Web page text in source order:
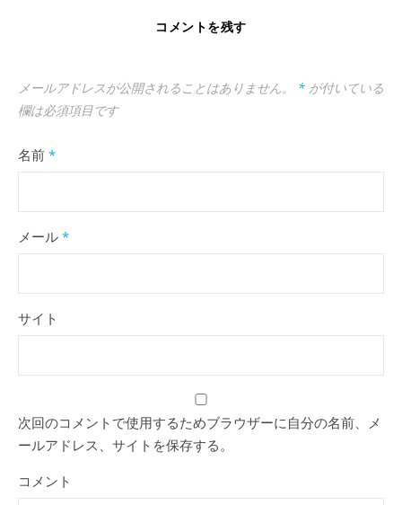
コメントを残す
メールアドレスが公開されることはありません。 * が付いている
欄は必須項目です
名前 *
メール *
サイト
次回のコメントで使用するためブラウザーに自分の名前、メ
ールアドレス、サイトを保存する。
コメント